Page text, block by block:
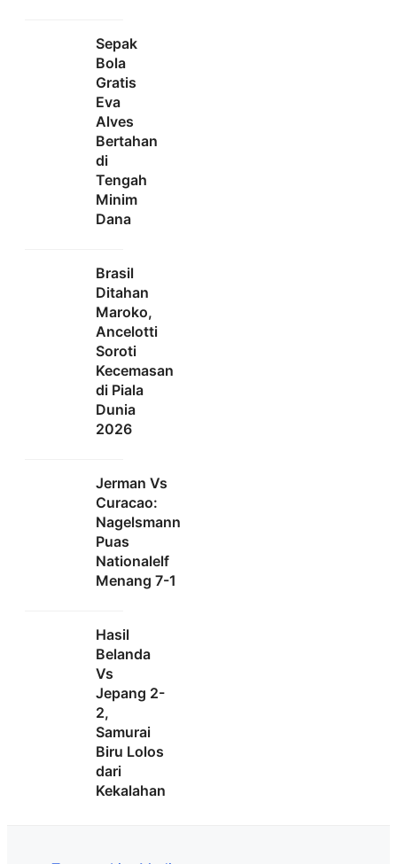
Sepak
Bola
Gratis
Eva
Alves
Bertahan
di
Tengah
Minim
Dana
Brasil
Ditahan
Maroko,
Ancelotti
Soroti
Kecemasan
di Piala
Dunia
2026
Jerman Vs
Curacao:
Nagelsmann
Puas
Nationalelf
Menang 7-1
Hasil
Belanda
Vs
Jepang 2-
2,
Samurai
Biru Lolos
dari
Kekalahan